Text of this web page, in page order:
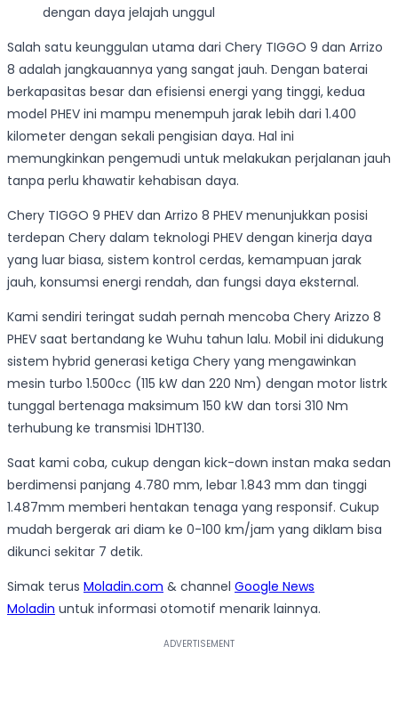
dengan daya jelajah unggul
Salah satu keunggulan utama dari Chery TIGGO 9 dan Arrizo
8 adalah jangkauannya yang sangat jauh. Dengan baterai
berkapasitas besar dan efisiensi energi yang tinggi, kedua
model PHEV ini mampu menempuh jarak lebih dari 1.400
kilometer dengan sekali pengisian daya. Hal ini
memungkinkan pengemudi untuk melakukan perjalanan jauh
tanpa perlu khawatir kehabisan daya.
Chery TIGGO 9 PHEV dan Arrizo 8 PHEV menunjukkan posisi
terdepan Chery dalam teknologi PHEV dengan kinerja daya
yang luar biasa, sistem kontrol cerdas, kemampuan jarak
jauh, konsumsi energi rendah, dan fungsi daya eksternal.
Kami sendiri teringat sudah pernah mencoba Chery Arizzo 8
PHEV saat bertandang ke Wuhu tahun lalu. Mobil ini didukung
sistem hybrid generasi ketiga Chery yang mengawinkan
mesin turbo 1.500cc (115 kW dan 220 Nm) dengan motor listrk
tunggal bertenaga maksimum 150 kW dan torsi 310 Nm
terhubung ke transmisi 1DHT130.
Saat kami coba, cukup dengan kick-down instan maka sedan
berdimensi panjang 4.780 mm, lebar 1.843 mm dan tinggi
1.487mm memberi hentakan tenaga yang responsif. Cukup
mudah bergerak ari diam ke 0-100 km/jam yang diklam bisa
dikunci sekitar 7 detik.
Simak terus Moladin.com & channel Google News
Moladin untuk informasi otomotif menarik lainnya.